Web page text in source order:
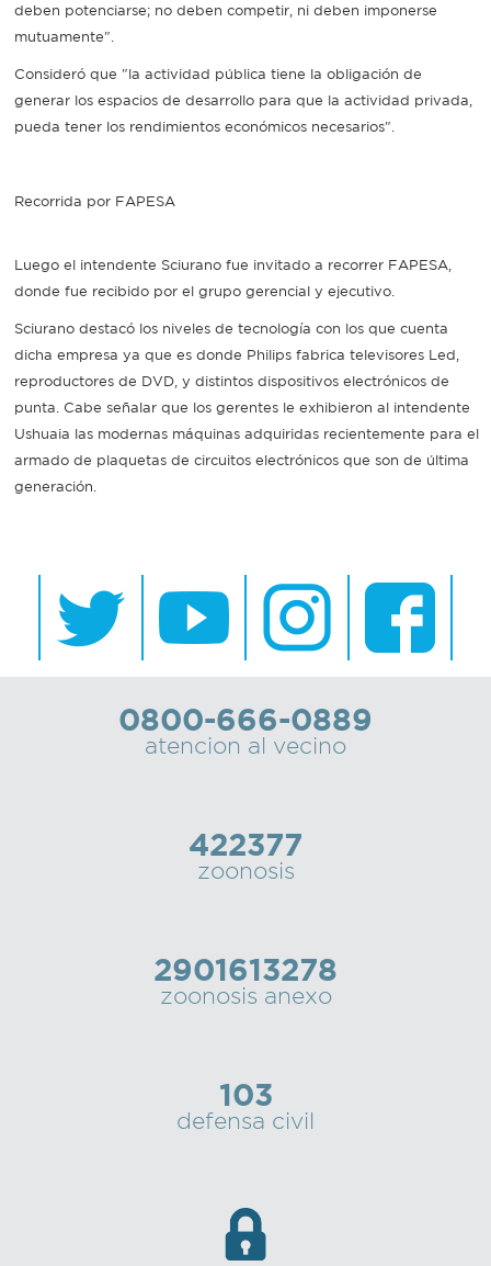
deben potenciarse; no deben competir, ni deben imponerse
mutuamente".
Consideró que "la actividad pública tiene la obligación de
generar los espacios de desarrollo para que la actividad privada,
pueda tener los rendimientos económicos necesarios".
Recorrida por FAPESA
Luego el intendente Sciurano fue invitado a recorrer FAPESA,
donde fue recibido por el grupo gerencial y ejecutivo.
Sciurano destacó los niveles de tecnología con los que cuenta
dicha empresa ya que es donde Philips fabrica televisores Led,
reproductores de DVD, y distintos dispositivos electrónicos de
punta. Cabe señalar que los gerentes le exhibieron al intendente
Ushuaia las modernas máquinas adquiridas recientemente para el
armado de plaquetas de circuitos electrónicos que son de última
generación.
0800-666-0889
atencion al vecino
422377
zoonosis
2901613278
zoonosis anexo
103
defensa civil